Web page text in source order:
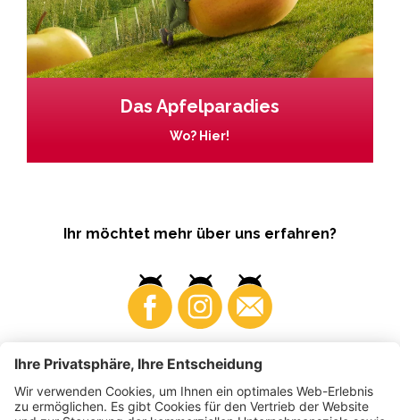
Das Apfelparadies
Wo? Hier!
Ihr möchtet mehr über uns erfahren?
Business Produzenten